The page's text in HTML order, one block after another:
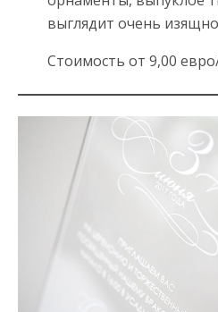
выглядит очень
Стоимость от 9,00